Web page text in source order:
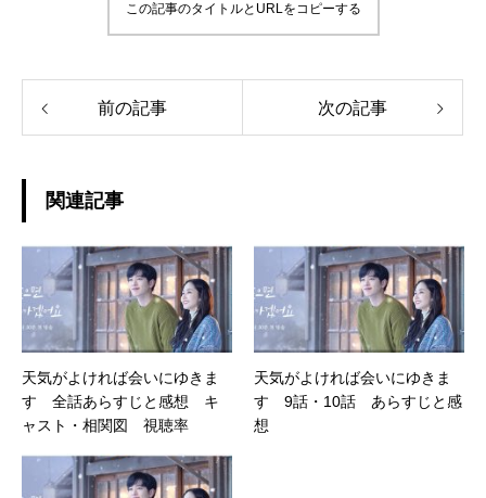
この記事のタイトルとURLをコピーする
前の記事 次の記事
関連記事
天気がよければ会いにゆきま
す 全話あらすじと感想 キ
ャスト・相関図 視聴率
天気がよければ会いにゆきま
す 9話・10話 あらすじと感
想